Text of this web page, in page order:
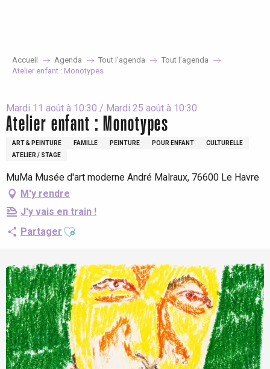
Accueil Agenda Tout l’agenda
Tout l’agenda
Atelier enfant : Monotypes
Mardi 11 août à 10:30 / Mardi 25 août à 10:30
Atelier enfant : Monotypes
ART & PEINTURE FAMILLE PEINTURE POUR ENFANT
CULTURELLE
ATELIER / STAGE
MuMa Musée d'art moderne André Malraux, 76600 Le Havre
M'y rendre
J'y vais en train !
Partager Ajouter aux favoris